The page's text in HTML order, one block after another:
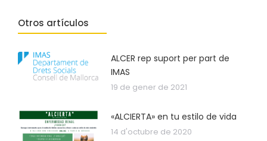
Otros artículos
ALCER rep suport per part de
IMAS
19 de gener de 2021
«ALCIERTA» en tu estilo de vida
14 d'octubre de 2020